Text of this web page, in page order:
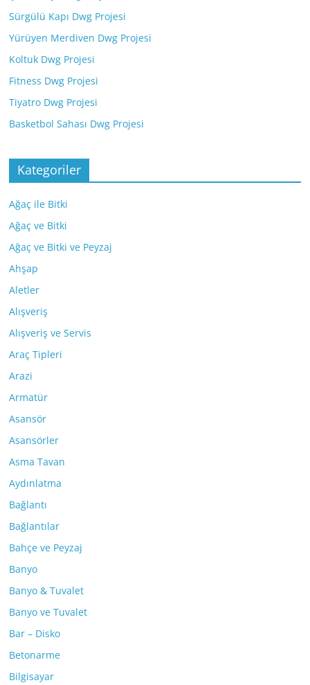
Sürgülü Kapı Dwg Projesi
Yürüyen Merdiven Dwg Projesi
Koltuk Dwg Projesi
Fitness Dwg Projesi
Tiyatro Dwg Projesi
Basketbol Sahası Dwg Projesi
Kategoriler
Ağaç ile Bitki
Ağaç ve Bitki
Ağaç ve Bitki ve Peyzaj
Ahşap
Aletler
Alışveriş
Alışveriş ve Servis
Araç Tipleri
Arazi
Armatür
Asansör
Asansörler
Asma Tavan
Aydınlatma
Bağlantı
Bağlantılar
Bahçe ve Peyzaj
Banyo
Banyo & Tuvalet
Banyo ve Tuvalet
Bar – Disko
Betonarme
Bilgisayar